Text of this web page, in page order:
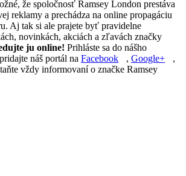
že spoločnosť Ramsey London prestáva
reklamy a prechádza na online propagáciu
Aj tak si ale prajete byť pravidelne
novinkách, akciách a zľavách značky
ju online! Prihláste sa do nášho
náš portál na Facebook , Google+
,
vždy informovaní o značke Ramsey